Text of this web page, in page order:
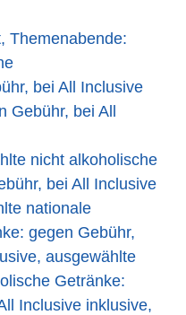
Themenabende:
bei All Inclusive
Gebühr, bei All
nicht alkoholische
bei All Inclusive
nationale
gegen Gebühr,
ausgewählte
Getränke:
Inclusive inklusive,